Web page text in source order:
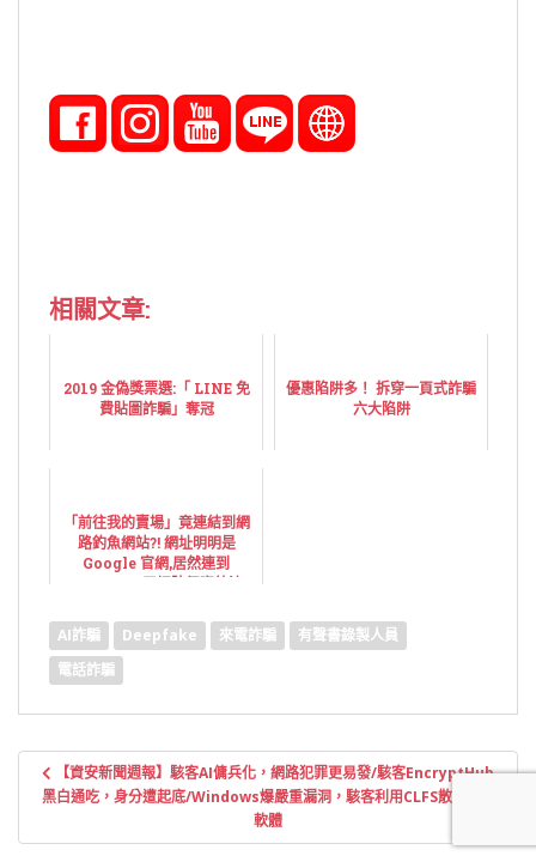
相關文章:
2019 金偽獎票選:「 LINE 免
費貼圖詐騙」奪冠
優惠陷阱多！ 拆穿一頁式詐騙
六大陷阱
「前往我的賣場」竟連結到網
路釣魚網站?! 網址明明是
Google 官網,居然連到
Yahoo!?...五招防個資外洩
AI詐騙 Deepfake 來電詐騙
有聲書錄製人員
電話詐騙
文
章
【資安新聞週報】駭客AI傭兵化，網路犯罪更易發/駭客EncryptHub
黑白通吃，身分遭起底/Windows爆嚴重漏洞，駭客利用CLFS散布勒索
軟體